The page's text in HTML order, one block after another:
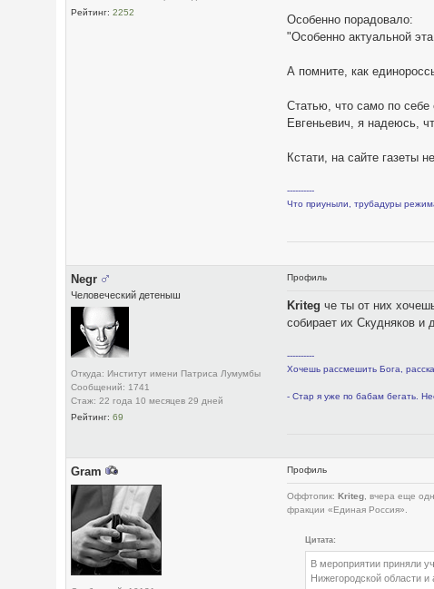
Рейтинг: 2252
Особенно порадовало:
"Особенно актуальной
А помните, как
Статью, что само по себе
Евгеньевич, я надеюсь,
Кстати, на сайте газеты
----------
Что приуныли, трубадуры
Negr
Человеческий детеныш
Откуда: Институт имени Патриса Лумумбы
Сообщений: 1741
Стаж: 22 года 10 месяцев 29 дней
Рейтинг: 69
Профиль
Kriteg че ты от них
собирает их Скудняков и
----------
Хочешь рассмешить Бога,
- Стар я уже по бабам бегать.
Gram Профиль
Оффтопик: Kriteg , вчера еще
фракции «Единая Россия».
Цитата:
В мероприятии приняли
Нижегородской области